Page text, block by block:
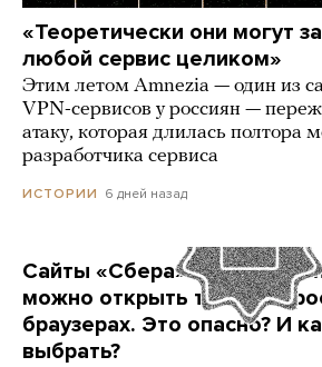
«Теоретически они могут
любой сервис целиком»
Этим летом Amnezia — один из
VPN-сервисов у россиян —
атаку, которая длилась полтора
разработчика сервиса
ИСТОРИИ 6 дней назад
Сайты «Сбера» и других
можно открыть только в
браузерах. Это опасно? И
выбрать?